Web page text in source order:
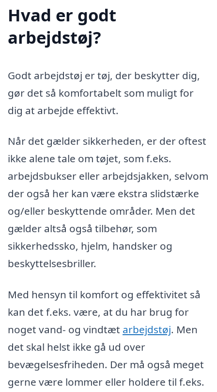
Hvad er godt
arbejdstøj?
Godt arbejdstøj er tøj, der beskytter dig,
gør det så komfortabelt som muligt for
dig at arbejde effektivt.
Når det gælder sikkerheden, er der oftest
ikke alene tale om tøjet, som f.eks.
arbejdsbukser eller arbejdsjakken, selvom
der også her kan være ekstra slidstærke
og/eller beskyttende områder. Men det
gælder altså også tilbehør, som
sikkerhedssko, hjelm, handsker og
beskyttelsesbriller.
Med hensyn til komfort og effektivitet så
kan det f.eks. være, at du har brug for
noget vand- og vindtæt arbejdstøj. Men
det skal helst ikke gå ud over
bevægelsesfriheden. Der må også meget
gerne være lommer eller holdere til f.eks.